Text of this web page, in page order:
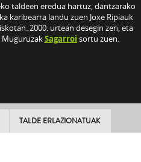
taldeen eredua hartuz, dantzarako
karibearra landu zuen Joxe Ripiauk
2000. urtean desegin zen, eta
MuguruzakSagarroi sortu zuen.
TALDE ERLAZIONATUAK